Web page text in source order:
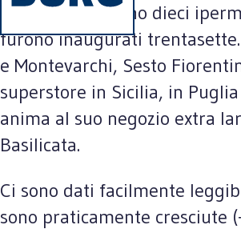
in Italia ci saranno dieci
furono inaugurati
e Montevarchi, Sesto
superstore in Sicilia, in
anima al suo negozio extra
Basilicata.
Ci sono dati facilmente
sono praticamente cresciute